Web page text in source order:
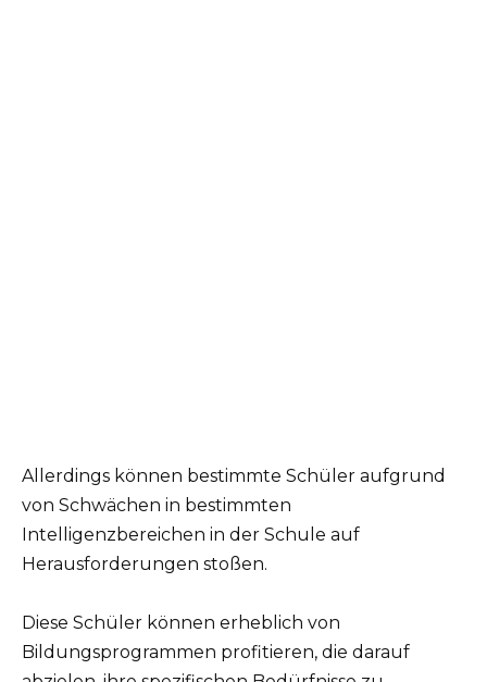
Allerdings können bestimmte Schüler aufgrund
von Schwächen in bestimmten
Intelligenzbereichen in der Schule auf
Herausforderungen stoßen.
Diese Schüler können erheblich von
Bildungsprogrammen profitieren, die darauf